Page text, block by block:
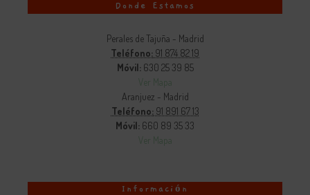
Donde Estamos
Perales de Tajuña - Madrid
Teléfono: 91 874 82 19
Móvil:630 25 39 85
Aranjuez - Madrid
Teléfono:91 891 67 13
Móvil: 660 89 35 33
Información